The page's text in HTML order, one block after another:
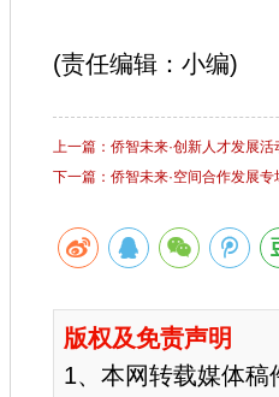
(责任编辑：小编)
上一篇：侨智未来·创新人才发展活
下一篇：侨智未来·空间合作发展专
版权及免责声明
1、本网转载媒体